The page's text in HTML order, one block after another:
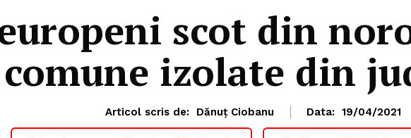
scot din
izolate din
Articol scris de: Dănuț Ciobanu Data: 19/04/2021